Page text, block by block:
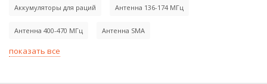
Тангента рации Optim 778
Аккумуляторы для раций Антенна 136-174 МГц
Антенна 400-470 МГц Антенна SMA
показать все